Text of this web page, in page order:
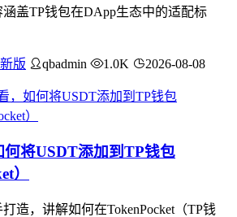
盖TP钱包在DApp生态中的适配标
版 qbadmin 1.0K 2026-08-08
何将USDT添加到TP钱包
）
造，讲解如何在TokenPocket（TP钱